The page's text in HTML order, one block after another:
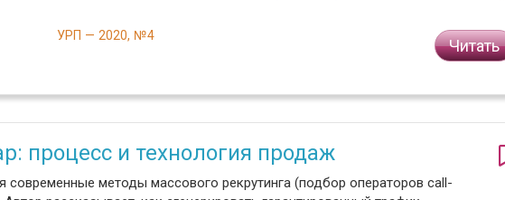
УРП — 2020, №4
Читать
процесс и технология продаж
современные методы массового рекрутинга (подбор операторов call-